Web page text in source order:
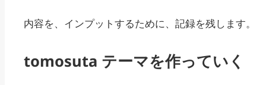
内容を、インプットするために、記録を残します。
tomosuta テーマを作っていく